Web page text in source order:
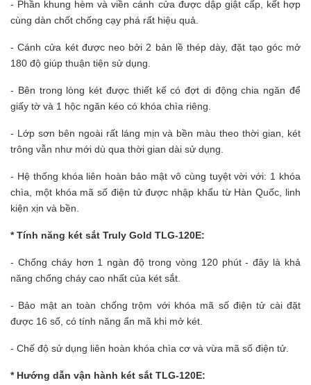
- Phần khung hèm và viền cánh cửa được dập giật cấp, kết hợp
cùng dàn chốt chống cạy phá rất hiệu quả.
- Cánh cửa két được neo bởi 2 bản lề thép dày, đặt tạo góc mở
180 độ giúp thuận tiện sử dụng.
- Bên trong lòng két được thiết kế có đợt di động chia ngăn để
giấy tờ và 1 hộc ngăn kéo có khóa chìa riêng.
- Lớp sơn bên ngoài rất láng mịn và bền màu theo thời gian, két
trông vẫn như mới dù qua thời gian dài sử dụng.
- Hệ thống khóa liên hoàn bảo mật vô cùng tuyệt vời với: 1 khóa
chìa, một khóa mã số điện tử được nhập khẩu từ Hàn Quốc, linh
kiện xịn và bền.
* Tính năng két sắt Truly Gold TLG-120E:
- Chống cháy hơn 1 ngàn độ trong vòng 120 phút - đây là khả
năng chống cháy cao nhất của két sắt.
- Bảo mật an toàn chống trộm với khóa mã số điện tử cài đặt
được 16 số, có tính năng ẩn mã khi mở két.
- Chế độ sử dụng liên hoàn khóa chìa cơ và vừa mã số điện tử.
* Hướng dẫn vận hành két sắt TLG-120E: